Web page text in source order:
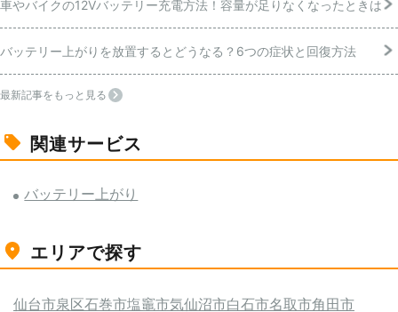
車やバイクの12Vバッテリー充電方法！容量が足りなくなったときは
バッテリー上がりを放置するとどうなる？6つの症状と回復方法
最新記事をもっと見る
関連サービス
バッテリー上がり
エリアで探す
仙台市泉区石巻市塩竈市気仙沼市白石市名取市角田市